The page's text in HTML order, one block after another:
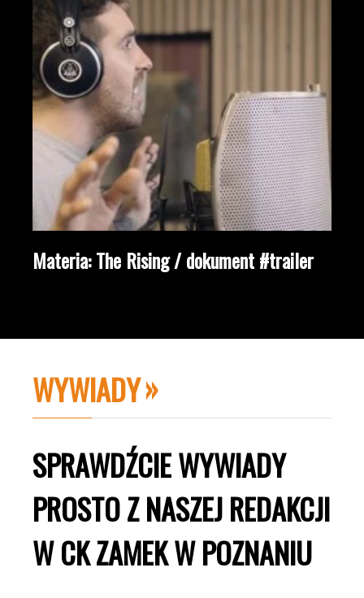
Materia: The Rising / dokument #trailer
WYWIADY
SPRAWDŹCIE WYWIADY
PROSTO Z NASZEJ REDAKCJI
W CK ZAMEK W POZNANIU